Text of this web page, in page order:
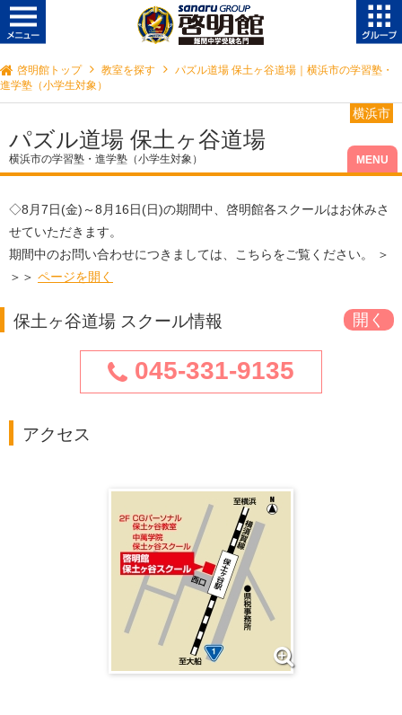
啓明館トップ 教室を探す
パズル道場 保土ヶ谷道場｜横浜市の学習塾・
進学塾（小学生対象）
パズル道場 保土ヶ谷道場
横浜市の学習塾・進学塾（小学生対象）
横浜市
◇8月7日(金)～8月16日(日)の期間中、啓明館各スクールはお休みさ
せていただきます。
期間中のお問い合わせにつきましては、こちらをご覧ください。 ＞
＞＞ ページを開く
保土ヶ谷道場 スクール情報
045-331-9135
アクセス